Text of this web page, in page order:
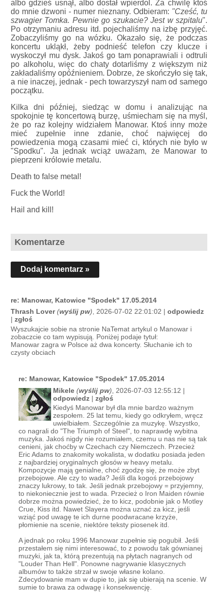
albo gdzieś usnął, albo dostał wpierdol. Za chwilę ktoś
do mnie dzwoni - numer nieznany. Odbieram: "Cześć, tu
szwagier Tomka. Pewnie go szukacie? Jest w szpitalu".
Po otrzymaniu adresu itd. pojechaliśmy na izbę przyjęć.
Zobaczyliśmy go na wózku. Okazało się, że podczas
koncertu ukląkł, żeby podnieść telefon czy klucze i
wyskoczył mu dysk. Jakoś go tam ponaprawiali i odtruli
po alkoholu, więc do chaty dotarliśmy z większym niż
zakładaliśmy opóźnieniem. Dobrze, że skończyło się tak,
a nie inaczej, jednak - pech towarzyszył nam od samego
początku.
Kilka dni później, siedząc w domu i analizując na
spokojnie tę koncertową burzę, uśmiecham się na myśl,
że po raz kolejny widziałem Manowar. Ktoś inny może
mieć zupełnie inne zdanie, choć najwięcej do
powiedzenia mogą czasami mieć ci, których nie było w
"Spodku". Ja jednak wciąż uważam, że Manowar to
pieprzeni królowie metalu.
Death to false metal!
Fuck the World!
Hail and kill!
Komentarze
Dodaj komentarz »
re: Manowar, Katowice "Spodek" 17.05.2014
Thrash Lover (wyślij pw), 2026-07-02 22:01:02 |odpowiedz
|zgłoś
Wyszukajcie sobie na stronie NaTemat artykul o Manowar i
zobaczcie co tam wypisują. Poniżej podaje tytuł:
Manowar zagra w Polsce aż dwa koncerty. Słuchanie ich to
czysty obciach
re: Manowar, Katowice "Spodek" 17.05.2014
Mikele (wyślij pw) , 2026-07-03 12:55:12 |
odpowiedz| zgłoś
Kiedyś Manowar był dla mnie bardzo ważnym
zespołem. 25 lat temu, kiedy go odkryłem, wręcz
uwielbiałem. Szczególnie za muzykę. Wszystko,
co nagrali do "The Triumph of Steel", to naprawdę wybitna
muzyka. Jakoś nigdy nie rozumiałem, czemu u nas nie są tak
cenieni, jak choćby w Czechach czy Niemczech. Przecież
Eric Adams to znakomity wokalista, w dodatku posiada jeden
z najbardziej oryginalnych głosów w heavy metalu.
Kompozycje mają genialne, choć zgodzę się, że może zbyt
przebojowe. Ale czy to wada? Jeśli dla kogoś przebojowy
znaczy lukrowy, to tak. Jeśli jednak przebojowy = przyjemny,
to niekoniecznie jest to wada. Przecież o Iron Maiden równie
dobrze można powiedzieć, że to kicz, podobnie jak o Motley
Crue, Kiss itd. Nawet Slayera można uznać za kicz, jeśli
wziąć pod uwagę te ich durne poodwracane krzyże,
płomienie na scenie, niektóre teksty piosenek itd.
A jednak po roku 1996 Manowar zupełnie się pogubił. Jeśli
przestałem się nimi interesować, to z powodu tak gównianej
muzyki, jak ta, którą prezentują na płytach nagranych od
"Louder Than Hell". Ponowne nagrywanie klasycznych
albumów to także strzał w swoje własne kolano.
Zdecydowanie mam w dupie to, jak się ubierają na scenie. W
sumie to brawa za odwagę i konsekwencję.